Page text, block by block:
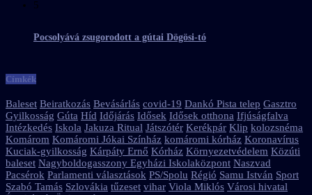
5
Pocsolyává zsugorodott a gútai Dögösi-tó
Címkék
Baleset Beiratkozás Bevásárlás covid-19 Dankó Pista telep Gasztro
Gyilkosság Gúta Híd Időjárás Idősek Idősek otthona Ifjúságfalva
Intézkedés Iskola Jakuza Ritual Játszótér Kerékpár Klip kolozsnéma
Komárom Komáromi Jókai Színház komáromi kórház Koronavírus
Kuciak-gyilkosság Kárpáty Ernő Kórház Környezetvédelem Közúti
baleset Nagyboldogasszony Egyházi Iskolaközpont Naszvad
Pacsérok Parlamenti választások PS/Spolu Régió Samu István Sport
Szabó Tamás Szlovákia tűzeset vihar Viola Miklós Városi hivatal